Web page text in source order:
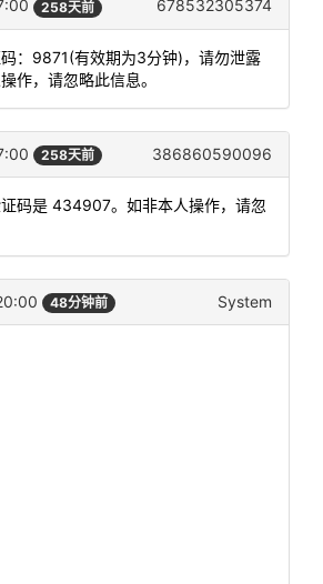
258天前 678532305374
码：9871(有效期为3分钟)，请勿泄露
作，请忽略此信息。
258天前 386860590096
证码是 434907。如非本人操作，请忽
48分钟前 System